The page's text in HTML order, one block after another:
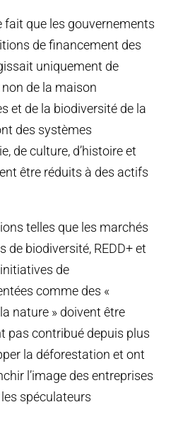
fait que les gouvernements
de financement des
uniquement de
de la maison
et de la biodiversité de la
des systèmes
de culture, d’histoire et
être réduits à des actifs
telles que les marchés
de biodiversité, REDD+ et
de
comme des «
nature » doivent être
pas contribué depuis plus
la déforestation et ont
l’image des entreprises
spéculateurs